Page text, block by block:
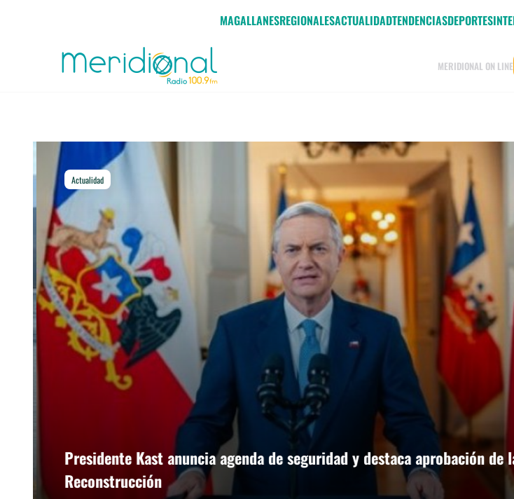
MAGALLANESREGIONALESACTUALIDADTENDENCIASDEPORTES
MERIDIONAL ON LINE
Actualidad
Presidente Kast anuncia agenda de seguridad y destaca aprobación de
Reconstrucción